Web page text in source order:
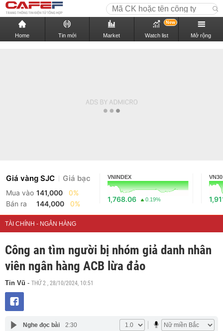
Home Tin mới Market Watch list
New
Mở rộng
Giá vàng SJC Giá bạc
Mua vào 141,000
0%
Bán ra
144,000 0%
VNINDEX
1,768.06 0.19%
VN30
TÀI CHÍNH - NGÂN HÀNG
Công an tìm người bị nhóm giả danh nhân
viên ngân hàng ACB lừa đảo
Tin Vũ - THỨ 2 , 28/10/2024, 10:51
Nghe đọc bài 2:30